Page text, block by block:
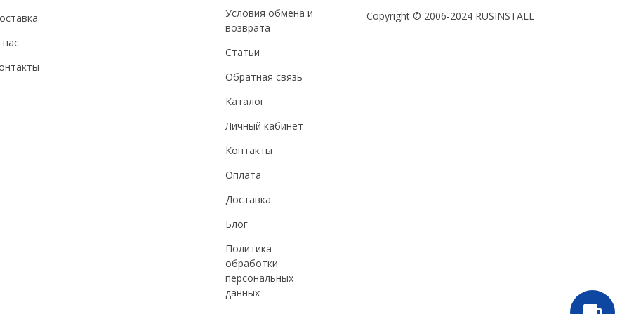
Условия обмена и
возврата
Статьи
Обратная связь
Каталог
Личный кабинет
Контакты
Оплата
Доставка
Блог
Политика
обработки
персональных
данных
Copyright © 2006-2024 RUSINSTALL